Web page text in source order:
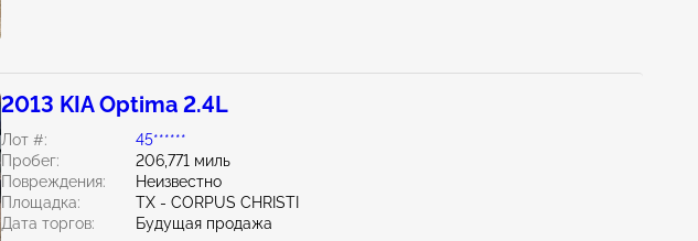
2013 KIA Optima 2.4L
Лот #:
45******
Пробег:
206,771 миль
Повреждения:
Неизвестно
Площадка:
TX - CORPUS CHRISTI
Дата торгов:
Будущая продажа